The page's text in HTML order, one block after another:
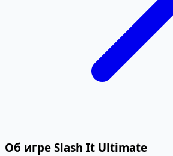
Об игре Slash It Ultimate